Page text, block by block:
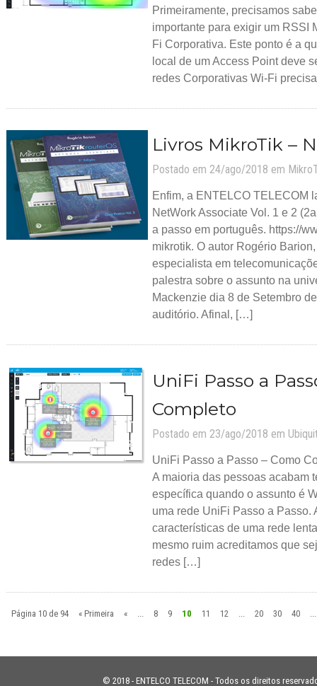
Primeiramente, precisamos
importante para exigir um RSSI
Fi Corporativa. Este ponto é a
local de um Access Point deve
redes Corporativas Wi-Fi
Livros MikroTik –
Postado em 24/ago/2018 em
Enfim, a ENTELCO TELECOM
NetWork Associate Vol. 1 e 2
a passo em português. https://
mikrotik. O autor Rogério
especialista em
palestra sobre o assunto na
Mackenzie dia 8 de Setembro
auditório. Afinal, […]
UniFi Passo a
Completo
Postado em 23/ago/2018 em
UniFi Passo a Passo – Como
A maioria das pessoas acabam
específica quando o assunto é
uma rede UniFi Passo a Passo.
características de uma rede
mesmo ruim acreditamos que
redes […]
Página 10 de 94 « Primeira « 8 9 10 11 12 20 30 40
© 2018 - ENTELCO TELECOM - Todos os direitos